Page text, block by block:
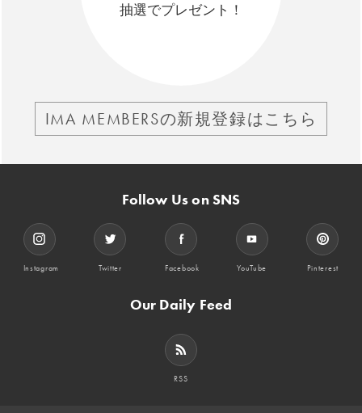
抽選でプレゼント！
IMA MEMBERSの新規登録はこちら
Follow Us on SNS
Instagram Twitter Facebook YouTube Pinterest
Our Daily Feed
RSS